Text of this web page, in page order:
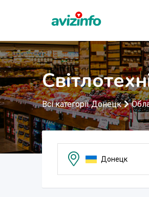
Всі категорії Донецк
Донецк